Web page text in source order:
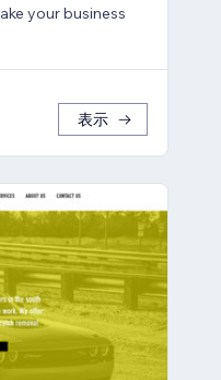
your business
表示